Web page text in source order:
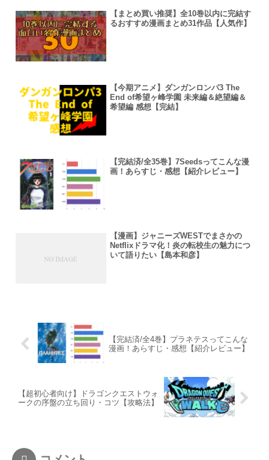
【まとめ買い推奨】全10巻以内に完結す
るおすすめ漫画まとめ31作品【人気作】
【今期アニメ】ダンガンロンパ3 The
End of希望ヶ峰学園 未来編＆絶望編＆
希望編 感想【完結】
【完結済/全35巻】7Seedsってこんな漫
画！あらすじ・感想【紹介レビュー】
【漫画】ジャニーズWESTでまさかの
Netflixドラマ化！炎の転校生の魅力につ
いて語りたい【島本和彦】
【完結済/全4巻】プラネテスってこんな
漫画！あらすじ・感想【紹介レビュー】
【超初心者向け】ドラゴンクエストウォ
ークの序盤の立ち回り・コツ【攻略法】